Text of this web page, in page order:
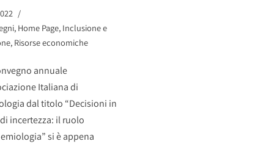
, Home Page, Inclusione e
, Risorse economiche
annuale
Italiana di
dal titolo “Decisioni in
incertezza: il ruolo
si è appena